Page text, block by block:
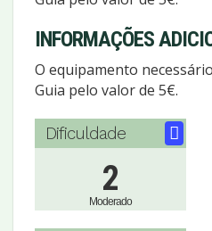
INFORMAÇÕES
O equipamento
Guia pelo valor de 5€.
Dificuldade
2
Moderado